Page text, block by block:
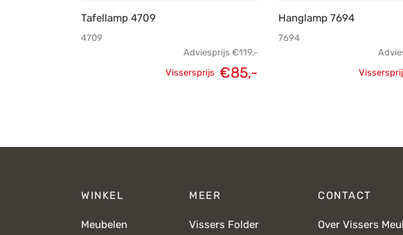
Tafellamp 4709
4709
Adviesprijs €119,-
Vissersprijs €85,-
Hanglamp 7694
7694
WINKEL
Meubelen
MEER
Vissers Folder
CONTACT
Over Vissers